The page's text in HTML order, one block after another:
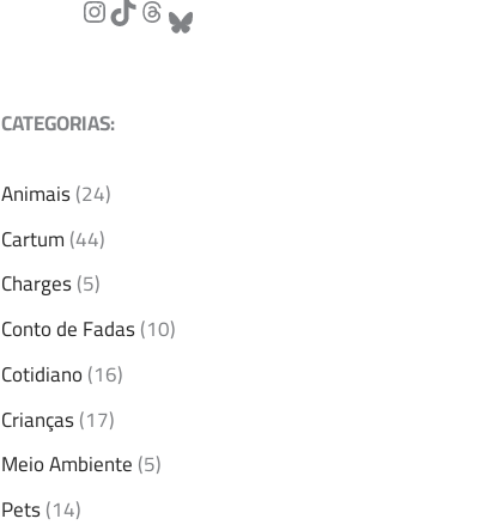
CATEGORIAS:
Animais(24)
Cartum(44)
Charges(5)
Conto de Fadas(10)
Cotidiano(16)
Crianças(17)
Meio Ambiente(5)
Pets(14)